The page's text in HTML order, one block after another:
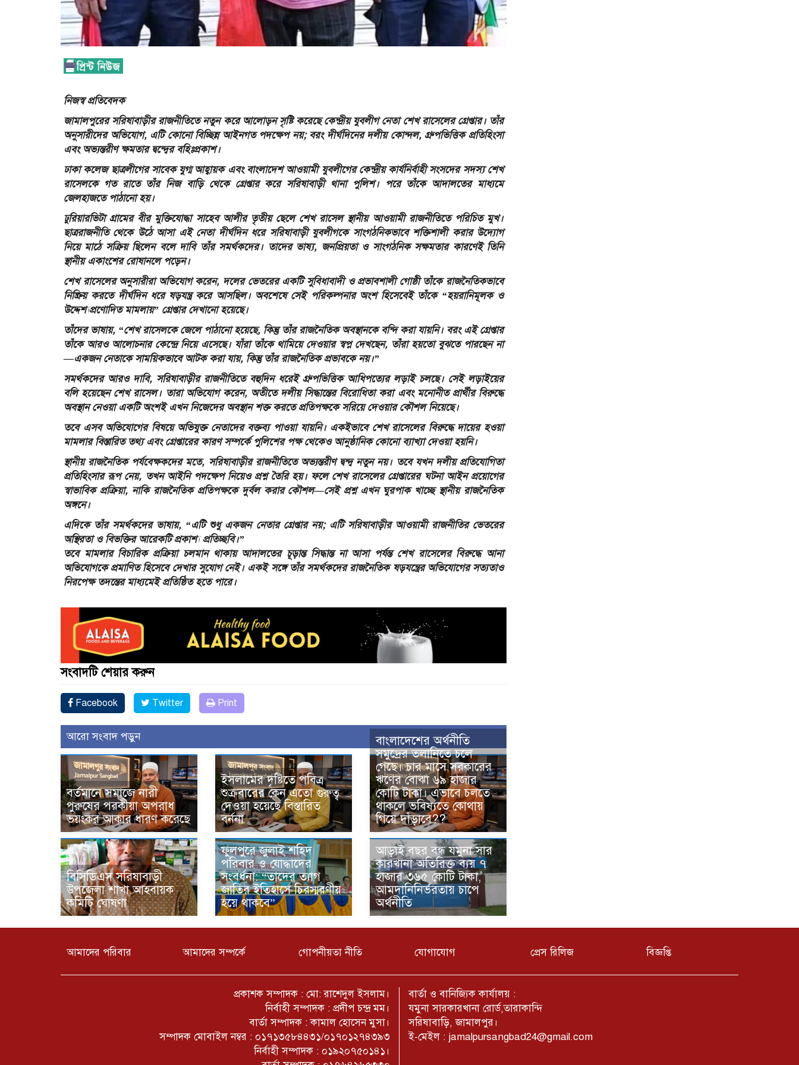
নিজস্ব প্রতিবেদক
জামালপুরের সরিষাবাড়ীর রাজনীতিতে নতুন করে আলোড়ন সৃষ্টি করেছে কেন্দ্রীয় যুবলীগ নেতা শেখ রাসেলের গ্রেপ্তার। তাঁর
অনুসারীদের অভিযোগ, এটি কোনো বিচ্ছিন্ন আইনগত পদক্ষেপ নয়; বরং দীর্ঘদিনের দলীয় কোন্দল, গ্রুপভিত্তিক প্রতিহিংসা
এবং অভ্যন্তরীণ ক্ষমতার দ্বন্দ্বের বহিঃপ্রকাশ।
ঢাকা কলেজ ছাত্রলীগের সাবেক যুগ্ম আহ্বায়ক এবং বাংলাদেশ আওয়ামী যুবলীগের কেন্দ্রীয় কার্যনির্বাহী সংসদের সদস্য শেখ
রাসেলকে গত রাতে তাঁর নিজ বাড়ি থেকে গ্রেপ্তার করে সরিষাবাড়ী থানা পুলিশ। পরে তাঁকে আদালতের মাধ্যমে
জেলহাজতে পাঠানো হয়।
ঢুরিয়ারভিটা গ্রামের বীর মুক্তিযোদ্ধা সাহেব আলীর তৃতীয় ছেলে শেখ রাসেল স্থানীয় আওয়ামী রাজনীতিতে পরিচিত মুখ।
ছাত্ররাজনীতি থেকে উঠে আসা এই নেতা দীর্ঘদিন ধরে সরিষাবাড়ী যুবলীগকে সাংগঠনিকভাবে শক্তিশালী করার উদ্যোগ
নিয়ে মাঠে সক্রিয় ছিলেন বলে দাবি তাঁর সমর্থকদের। তাদের ভাষ্য, জনপ্রিয়তা ও সাংগঠনিক সক্ষমতার কারণেই তিনি
স্থানীয় একাংশের রোষানলে পড়েন।
শেখ রাসেলের অনুসারীরা অভিযোগ করেন, দলের ভেতরের একটি সুবিধাবাদী ও প্রভাবশালী গোষ্ঠী তাঁকে রাজনৈতিকভাবে
নিষ্ক্রিয় করতে দীর্ঘদিন ধরে ষড়যন্ত্র করে আসছিল। অবশেষে সেই পরিকল্পনার অংশ হিসেবেই তাঁকে “হয়রানিমূলক ও
উদ্দেশ্যপ্রণোদিত মামলায়” গ্রেপ্তার দেখানো হয়েছে।
তাঁদের ভাষায়, “শেখ রাসেলকে জেলে পাঠানো হয়েছে, কিন্তু তাঁর রাজনৈতিক অবস্থানকে বন্দি করা যায়নি। বরং এই গ্রেপ্তার
তাঁকে আরও আলোচনার কেন্দ্রে নিয়ে এসেছে। যাঁরা তাঁকে থামিয়ে দেওয়ার স্বপ্ন দেখছেন, তাঁরা হয়তো বুঝতে পারছেন না
—একজন নেতাকে সাময়িকভাবে আটক করা যায়, কিন্তু তাঁর রাজনৈতিক প্রভাবকে নয়।”
সমর্থকদের আরও দাবি, সরিষাবাড়ীর রাজনীতিতে বহুদিন ধরেই গ্রুপভিত্তিক আধিপত্যের লড়াই চলছে। সেই লড়াইয়ের
বলি হয়েছেন শেখ রাসেল। তারা অভিযোগ করেন, অতীতে দলীয় সিদ্ধান্তের বিরোধিতা করা এবং মনোনীত প্রার্থীর বিরুদ্ধে
অবস্থান নেওয়া একটি অংশই এখন নিজেদের অবস্থান শক্ত করতে প্রতিপক্ষকে সরিয়ে দেওয়ার কৌশল নিয়েছে।
তবে এসব অভিযোগের বিষয়ে অভিযুক্ত নেতাদের বক্তব্য পাওয়া যায়নি। একইভাবে শেখ রাসেলের বিরুদ্ধে দায়ের হওয়া
মামলার বিস্তারিত তথ্য এবং গ্রেপ্তারের কারণ সম্পর্কে পুলিশের পক্ষ থেকেও আনুষ্ঠানিক কোনো ব্যাখ্যা দেওয়া হয়নি।
স্থানীয় রাজনৈতিক পর্যবেক্ষকদের মতে, সরিষাবাড়ীর রাজনীতিতে অভ্যন্তরীণ দ্বন্দ্ব নতুন নয়। তবে যখন দলীয় প্রতিযোগিতা
প্রতিহিংসার রূপ নেয়, তখন আইনি পদক্ষেপ নিয়েও প্রশ্ন তৈরি হয়। ফলে শেখ রাসেলের গ্রেপ্তারের ঘটনা আইন প্রয়োগের
স্বাভাবিক প্রক্রিয়া, নাকি রাজনৈতিক প্রতিপক্ষকে দুর্বল করার কৌশল—সেই প্রশ্ন এখন ঘুরপাক খাচ্ছে স্থানীয় রাজনৈতিক
অঙ্গনে।
এদিকে তাঁর সমর্থকদের ভাষায়, “এটি শুধু একজন নেতার গ্রেপ্তার নয়; এটি সরিষাবাড়ীর আওয়ামী রাজনীতির ভেতরের
অস্থিরতা ও বিভক্তির আরেকটি প্রকাশ্য প্রতিচ্ছবি।”
তবে মামলার বিচারিক প্রক্রিয়া চলমান থাকায় আদালতের চূড়ান্ত সিদ্ধান্ত না আসা পর্যন্ত শেখ রাসেলের বিরুদ্ধে আনা
অভিযোগকে প্রমাণিত হিসেবে দেখার সুযোগ নেই। একই সঙ্গে তাঁর সমর্থকদের রাজনৈতিক ষড়যন্ত্রের অভিযোগের সত্যতাও
নিরপেক্ষ তদন্তের মাধ্যমেই প্রতিষ্ঠিত হতে পারে।
সংবাদটি শেয়ার করুন
Facebook Twitter Print
আরো সংবাদ পড়ুন
বর্তমানে সমাজে নারী
পুরুষের পরকীয়া অপরাধ
ভয়ংকর আকার ধারণ করেছে
ইসলামের দৃষ্টিতে পবিত্র
শুক্রবারের কেন এতো গুরুত্ব
দেওয়া হয়েছে বিস্তারিত
বর্ননা
বাংলাদেশের অর্থনীতি
সমুদ্রের তলানিতে চলে
গেছে। চার মাসে সরকারের
ঋণের বোঝা ৬৯ হাজার
কোটি টাকা। এভাবে চলতে
থাকলে ভবিষ্যতে কোথায়
গিয়ে দাঁড়াবে??
বিসিডিএস সরিষাবাড়ী
উপজেলা শাখা আহবায়ক
কমিটি ঘোষণা
ফুলপুরে জুলাই শহিদ
পরিবার ও যোদ্ধাদের
সংবর্ধনা: “তাদের ত্যাগ
জাতির ইতিহাসে চিরস্মরণীয়
হয়ে থাকবে”
আড়াই বছর বন্ধ যমুনা সার
কারখানা অতিরিক্ত ব্যয় ৭
হাজার ৩৬৫ কোটি টাকা,
আমদানিনির্ভরতায় চাপে
অর্থনীতি
আমাদের পরিবার আমাদের সম্পর্কে গোপনীয়তা নীতি যোগাযোগ প্রেস রিলিজ বিজ্ঞপ্তি
প্রকাশক সম্পাদক : মো: রাশেদুল ইসলাম।
নির্বাহী সম্পাদক : প্রদীপ চন্দ্র মম।
বার্তা সম্পাদক : কামাল হোসেন মুসা।
সম্পাদক মোবাইল নম্বর : ০১৭১৩৫৮৪৪৩১/০১৭০১২৭৪৩৯৩
নির্বাহী সম্পাদক : ০১৯২০৭৫০১৪১।
বার্তা ও বানিজ্যিক কার্যালয় :
যমুনা সারকারখানা রোর্ড,তারাকান্দি
সরিষাবাড়ি, জামালপুর।
ই-মেইল : jamalpursangbad24@gmail.com